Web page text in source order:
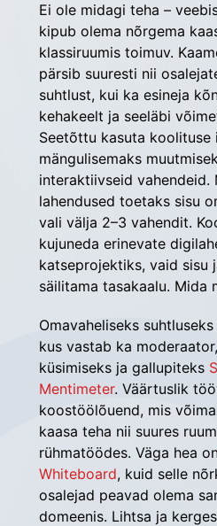
Ei ole midagi teha –
kipub olema nõrgema
klassiruumis toimuv.
pärsib suuresti nii
suhtlust, kui ka esineja
kehakeelt ja seeläbi
Seetõttu kasuta koolituse
mängulisemaks
interaktiivseid vahendeid.
lahendused toetaks sisu
vali välja 2–3 vahendit.
kujuneda erinevate
katseprojektiks, vaid sisu
säilitama tasakaalu. Mida
Omavaheliseks
kus vastab ka
küsimiseks ja gallupiteks
Mentimeter. Väärtuslik
koostöölõuend, mis
kaasa teha nii suures
rühmatöödes. Väga hea
Whiteboard, kuid selle
osalejad peavad olema
domeenis. Lihtsa ja